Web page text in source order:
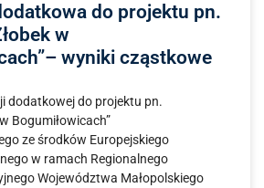
do projektu pn.
w
wyniki cząstkowe
dodatkowej do projektu pn.
Bogumiłowicach”
ze środków Europejskiego
w ramach Regionalnego
Województwa Małopolskiego